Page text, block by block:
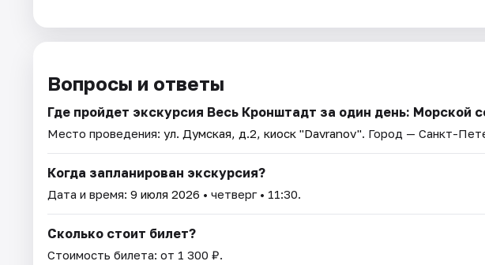
Вопросы и ответы
Где пройдет экскурсия Весь Кронштадт за один день: Морской
Место проведения: ул. Думская, д.2, киоск "Davranov" . Город — Санкт-
Когда запланирован экскурсия?
Дата и время: 9 июля 2026 • четверг • 11:30.
Сколько стоит билет?
Стоимость билета: от 1 300 ₽.